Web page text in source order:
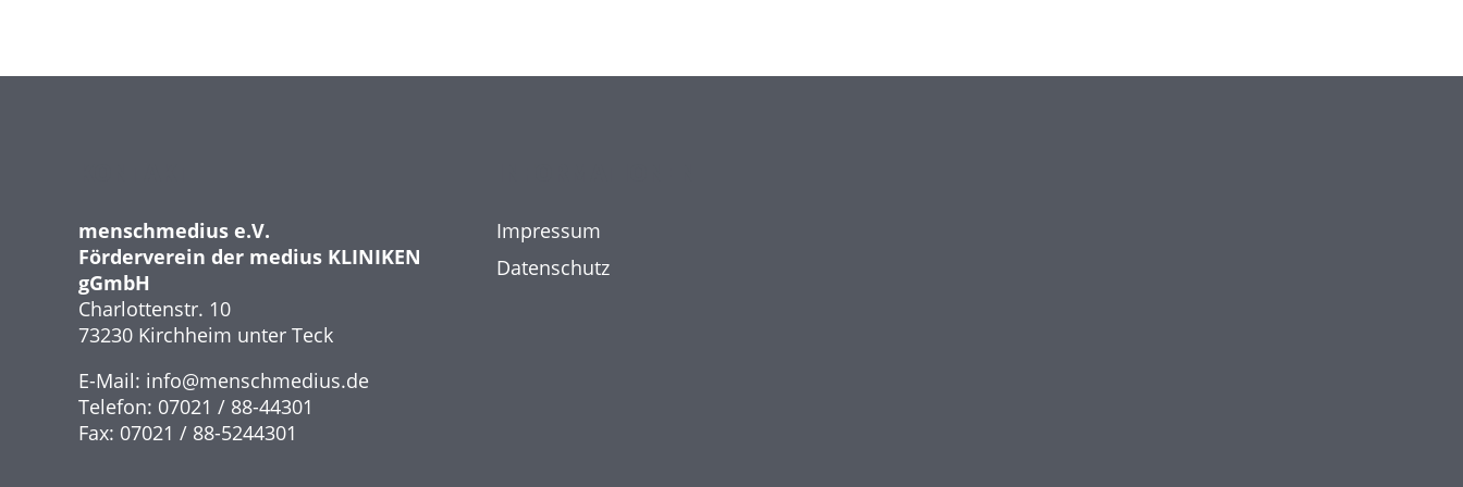
menschmedius e.V.
Förderverein der medius KLINIKEN
gGmbH
Charlottenstr. 10
73230 Kirchheim unter Teck
E-Mail: info@menschmedius.de
Telefon: 07021 / 88-44301
Fax: 07021 / 88-5244301
Impressum
Datenschutz